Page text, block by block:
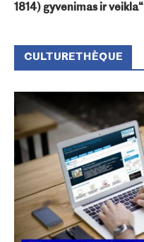
1814) gyvenimas ir veikla“
CULTURETHÈQUE